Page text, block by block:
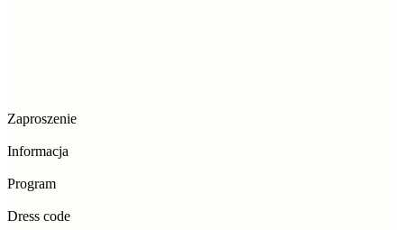
Zaproszenie
Informacja
Program
Dress code